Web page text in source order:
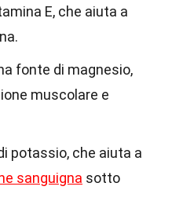
E, che aiuta a
fonte di magnesio,
muscolare e
potassio, che aiuta a
sanguigna sotto